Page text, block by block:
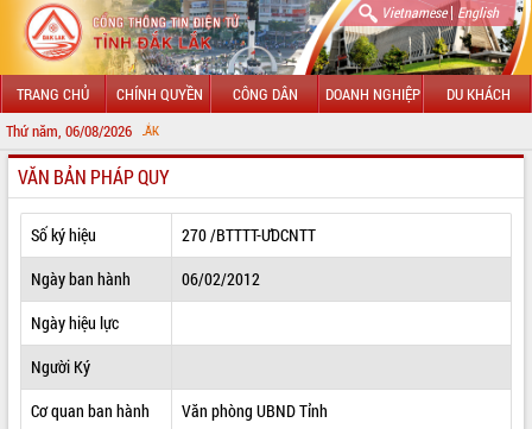
Vietnamese| English
TRANG CHỦ CHÍNH QUYỀN CÔNG DÂN DOANH NGHIỆP DU KHÁCH
Thứ năm, 06/08/2026
GIỚI THIỆU
LÃNH ĐẠO UBND TỈNH
TIN TỨC SỰ KIỆN
SỞ, BAN, NGÀNH
UBND CÁC XÃ, PHƯỜNG
THÔNG TIN CHỈ ĐẠO ĐIỀU HÀNH
VĂN BẢN PHÁP QUY
Số ký hiệu
270 /BTTTT-ƯDCNTT
Ngày ban hành
06/02/2012
Ngày hiệu lực
Người Ký
Cơ quan ban hành
Văn phòng UBND Tỉnh